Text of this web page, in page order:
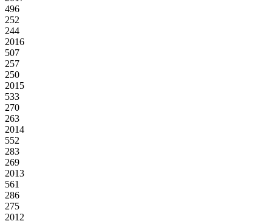
496
252
244
2016
507
257
250
2015
533
270
263
2014
552
283
269
2013
561
286
275
2012